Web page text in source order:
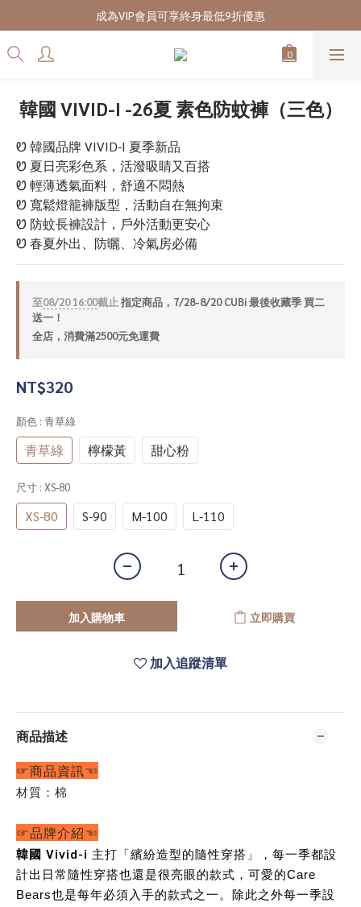
7/28-8/20 CUBi 收藏季全館買二送一
成為VIP會員可享終身最低9折優惠
7/28-8/20 CUBi 收藏季全館買二送一
韓國 VIVID-I -26夏 素色防蚊褲（三色）
Ꮼ 韓國品牌 VIVID-I 夏季新品
Ꮼ 夏日亮彩色系，活潑吸睛又百搭
Ꮼ 輕薄透氣面料，舒適不悶熱
Ꮼ 寬鬆燈籠褲版型，活動自在無拘束
Ꮼ 防蚊長褲設計，戶外活動更安心
Ꮼ 春夏外出、防曬、冷氣房必備
至08/20 16:00截止 指定商品，7/28-8/20 CUBi 最後收藏季 買二
送一！
全店，消費滿2500元免運費
NT$320
顏色 : 青草綠
青草綠 檸檬黃 甜心粉
尺寸 : XS-80
XS-80 S-90 M-100 L-110
加入購物車 立即購買
加入追蹤清單
商品描述
☞商品資訊☜
材質：棉
☞品牌介紹☜
韓國 Vivid-i 主打「繽紛造型的隨性穿搭」，每一季都設
計出日常隨性穿搭也還是很亮眼的款式，可愛的Care
Bears也是每年必須入手的款式之一。除此之外每一季設